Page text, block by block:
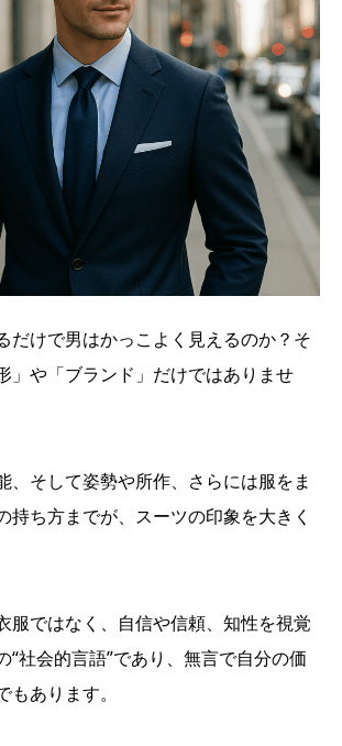
だけで男はかっこよく見えるのか？そ
」や「ブランド」だけではありませ
、そして姿勢や所作、さらには服をま
持ち方までが、スーツの印象を大きく
服ではなく、自信や信頼、知性を視覚
“社会的言語”であり、無言で自分の価
あります。